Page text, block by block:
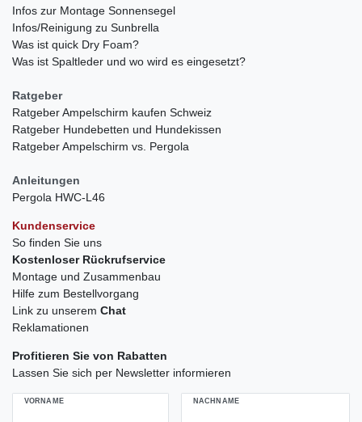
Infos zur Montage Sonnensegel
Infos/Reinigung zu Sunbrella
Was ist quick Dry Foam?
Was ist Spaltleder und wo wird es eingesetzt?
Ratgeber
Ratgeber Ampelschirm kaufen Schweiz
Ratgeber Hundebetten und Hundekissen
Ratgeber Ampelschirm vs. Pergola
Anleitungen
Pergola HWC-L46
Kundenservice
So finden Sie uns
Kostenloser Rückrufservice
Montage und Zusammenbau
Hilfe zum Bestellvorgang
Link zu unserem Chat
Reklamationen
Profitieren Sie von Rabatten
Lassen Sie sich per Newsletter informieren
VORNAME NACHNAME